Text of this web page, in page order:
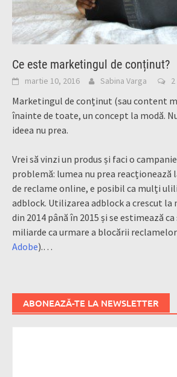
Ce este marketingul de conținut?
martie 10, 2016 Sabina Varga 2
Marketingul de conținut (sau content
înainte de toate, un concept la modă.
ideea nu prea.
Vrei să vinzi un produs și faci o
problemă: lumea nu prea reacționează
de reclame online, e posibil ca mulți
adblock. Utilizarea adblock a crescut la
din 2014 până în 2015 și se estimează
miliarde ca urmare a blocării
Adobe).…
ABONEAZĂ-TE LA NEWSLETTER